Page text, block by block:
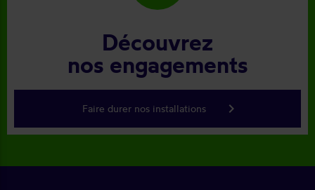
Découvrez
nos engagements
Faire durer nos installations keyboard_arrow_right